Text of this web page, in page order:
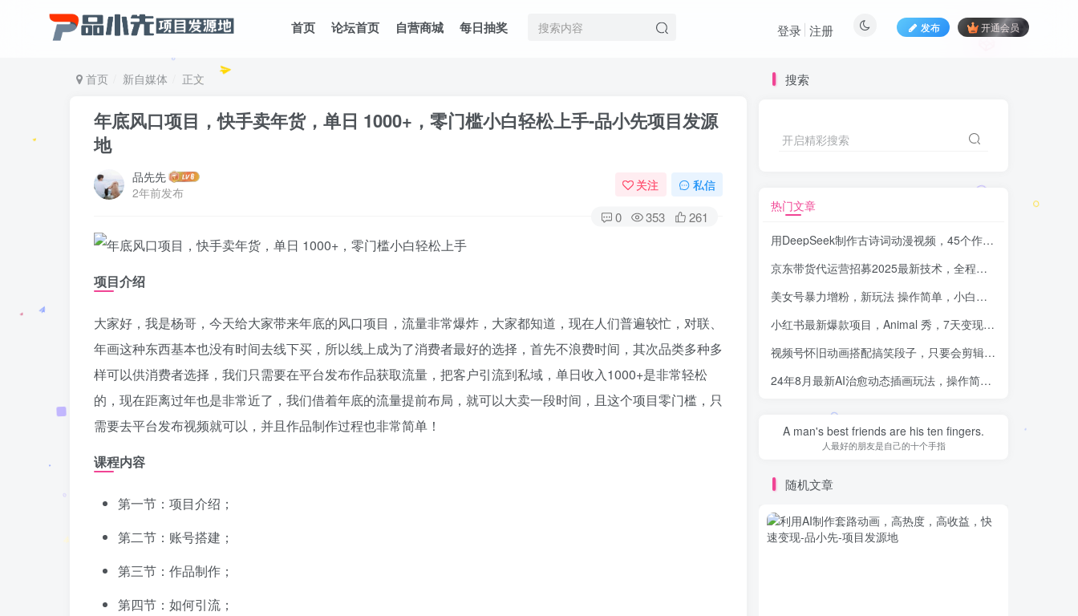
首页 论坛首页 自营商城 每日抽奖 发布 开通会员
登录 注册
首页 新自媒体 正文
年底风口项目，快手卖年货，单日 1000+，零门槛小白轻松上手-品小先项目发源
地
品先先
2年前发布
关注 私信
0 353 261
项目介绍
大家好，我是杨哥，今天给大家带来年底的风口项目，流量非常爆炸，大家都知道，现在人们普遍较忙，对联、
年画这种东西基本也没有时间去线下买，所以线上成为了消费者最好的选择，首先不浪费时间，其次品类多种多
样可以供消费者选择，我们只需要在平台发布作品获取流量，把客户引流到私域，单日收入1000+是非常轻松
的，现在距离过年也是非常近了，我们借着年底的流量提前布局，就可以大卖一段时间，且这个项目零门槛，只
需要去平台发布视频就可以，并且作品制作过程也非常简单！
课程内容
第一节：项目介绍；
第二节：账号搭建；
第三节：作品制作；
第四节：如何引流；
搜索
开启精彩搜索
热门文章
用DeepSeek制作古诗词动漫视频，45个作品涨粉17万，单日变现1000+
京东带货代运营招募2025最新技术，全程喂饭，月入8000+
美女号暴力增粉，新玩法 操作简单，小白日入1000+
小红书最新爆款项目，Animal 秀，7天变现 1w+
视频号怀旧动画搭配搞笑段子，只要会剪辑轻松日入400+，教程+素材
24年8月最新AI治愈动态插画玩法，操作简单，小白也能轻松入手，日入1000+
A man's best friends are his ten fingers.
人最好的朋友是自己的十个手指
随机文章